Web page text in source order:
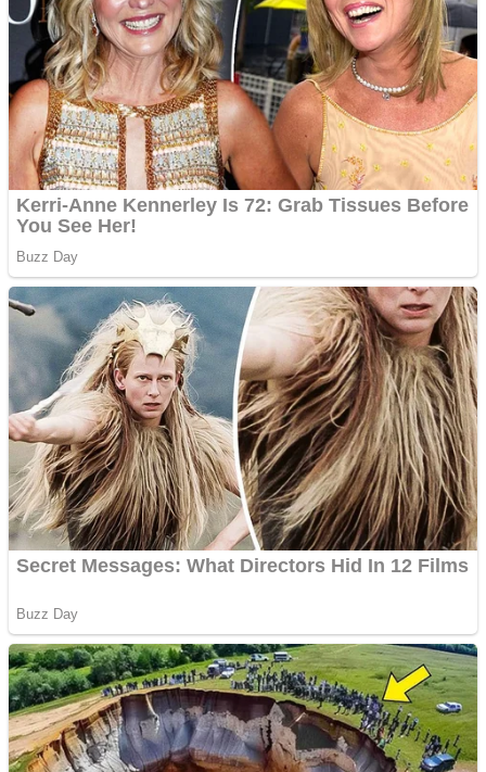
Website de tip Adsense cu
domeniu adzeige.ro
Vând sticlă cu vin din
1958 Murfatlar
Chardonnay
Împrumut si investitii